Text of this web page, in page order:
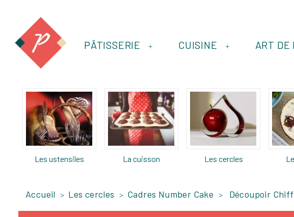
+
PÂTISSERIE +
CUISINE ART
Les ustensiles La cuisson Les cercles
Accueil Les cercles Cadres Number Cake Découpoir